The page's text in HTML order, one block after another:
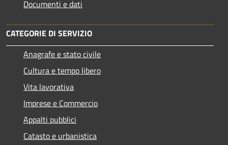
Documenti e dati
CATEGORIE DI SERVIZIO
Anagrafe e stato civile
Cultura e tempo libero
Vita lavorativa
Imprese e Commercio
Appalti pubblici
Catasto e urbanistica